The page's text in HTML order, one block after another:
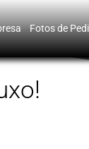
Fotos de
produtos e